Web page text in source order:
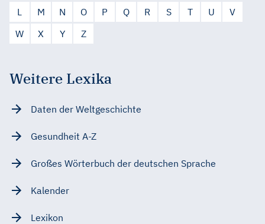
L
M N O P Q R S T U
V
W
X Y Z
Weitere Lexika
Daten der Weltgeschichte
Gesundheit A-Z
Großes Wörterbuch der deutschen Sprache
Kalender
Lexikon